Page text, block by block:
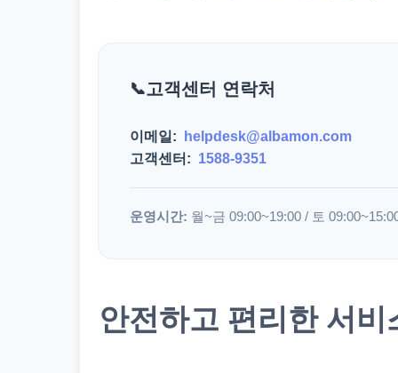
고객센터 연락처
이메일:
helpdesk@albamon.com
고객센터: 1588-9351
운영시간: 월~금 09:00~19:00 / 토
안전하고 편리한 서